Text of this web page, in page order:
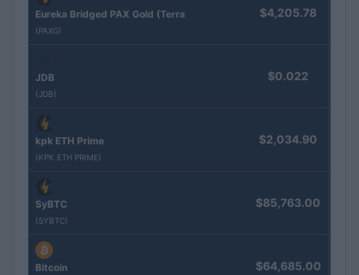
Eureka Bridged PAX Gold (Terra
(PAXG)
$4,205.78
JDB
(JDB)
$0.022
kpk ETH Prime
(KPK ETH PRIME)
$2,034.90
SyBTC
(SYBTC)
$85,763.00
Bitcoin $64,685.00